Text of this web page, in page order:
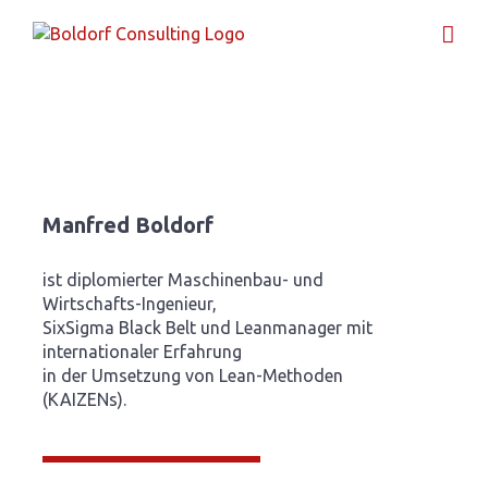
Inhalt
Manfred Boldorf
ist diplomierter Maschinenbau- und
Wirtschafts-Ingenieur,
SixSigma Black Belt und Leanmanager mit
internationaler Erfahrung
in der Umsetzung von Lean-Methoden
(KAIZENs).